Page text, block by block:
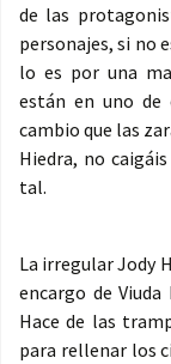
de las
personajes, si no
lo es por una
están en uno de
cambio que las
Hiedra, no
tal.
La irregular Jody
encargo de
Hace de las
para rellenar los